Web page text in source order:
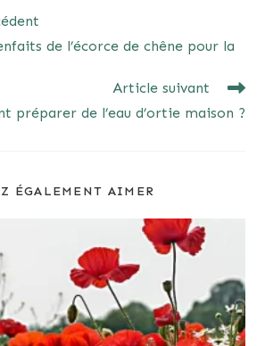
de l’écorce de chêne pour la
Article suivant
préparer de l’eau d’ortie maison ?
ÉGALEMENT AIMER